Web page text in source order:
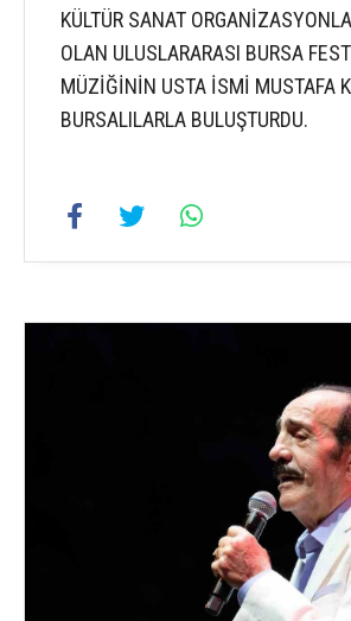
KÜLTÜR SANAT
OLAN ULUSLARARASI BURSA
MÜZİĞİNİN USTA İSMİ MUSTAFA
BURSALILARLA BULUŞTURDU.